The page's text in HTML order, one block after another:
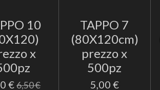
10
x
€ 6,50 €
TAPPO 7
(80X120cm)
prezzo x
500pz
5,00 €